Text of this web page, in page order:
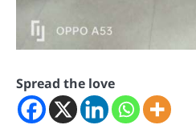
Spread the love